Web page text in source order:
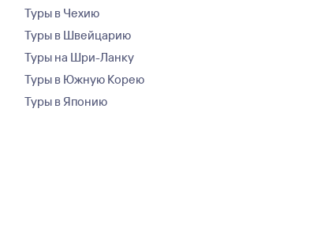
Туры в Чехию
Туры в Швейцарию
Туры на Шри-Ланку
Туры в Южную Корею
Туры в Японию